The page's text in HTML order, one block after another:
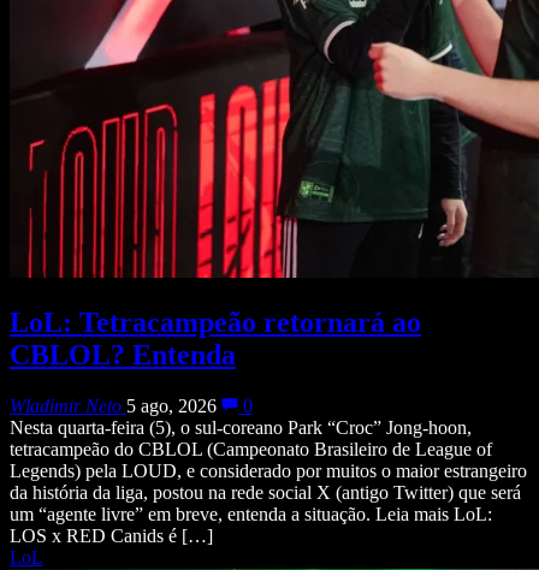
LoL: Tetracampeão retornará ao
CBLOL? Entenda
Wladimir Neto 5 ago, 2026
0
Nesta quarta-feira (5), o sul-coreano Park “Croc” Jong-hoon,
tetracampeão do CBLOL (Campeonato Brasileiro de League of
Legends) pela LOUD, e considerado por muitos o maior estrangeiro
da história da liga, postou na rede social X (antigo Twitter) que será
um “agente livre” em breve, entenda a situação. Leia mais LoL:
LOS x RED Canids é […]
LoL